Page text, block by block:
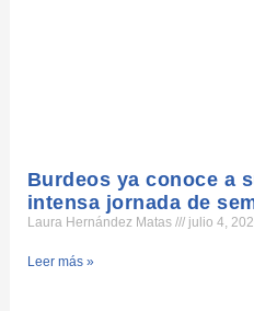
Burdeos ya conoce a
intensa jornada de
Laura Hernández Matas julio 4,
Leer más »